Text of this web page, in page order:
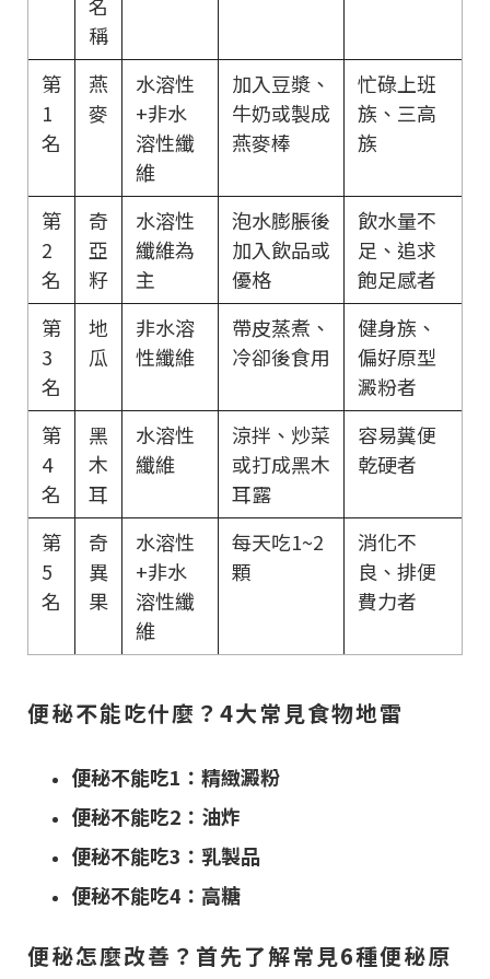
稱
第
1
名
燕
麥
水溶性
+非水
溶性纖
維
加入豆漿、
牛奶或製成
燕麥棒
忙碌上班
族、三高
族
第
2
名
奇
亞
籽
水溶性
纖維為
主
泡水膨脹後
加入飲品或
優格
飲水量不
足、追求
飽足感者
第
3
名
地
瓜
非水溶
性纖維
帶皮蒸煮、
冷卻後食用
健身族、
偏好原型
澱粉者
第
4
名
黑
木
耳
水溶性
纖維
涼拌、炒菜
或打成黑木
耳露
容易糞便
乾硬者
第
5
名
奇
異
果
水溶性
+非水
溶性纖
維
每天吃1~2
顆
消化不
良、排便
費力者
便秘不能吃什麼？4大常見食物地雷
便秘不能吃1：精緻澱粉
便秘不能吃2：油炸
便秘不能吃3：乳製品
便秘不能吃4：高糖
便秘怎麼改善？首先了解常見6種便秘原